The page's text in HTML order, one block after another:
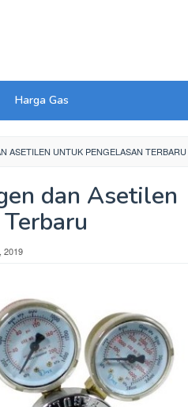
Harga Gas
ASETILEN UNTUK PENGELASAN TERBARU
dan Asetilen
2019